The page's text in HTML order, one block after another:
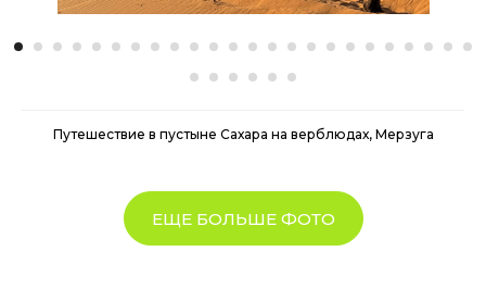
Путешествие в пустыне Сахара на верблюдах, Мерзуга
ЕЩЕ БОЛЬШЕ ФОТО